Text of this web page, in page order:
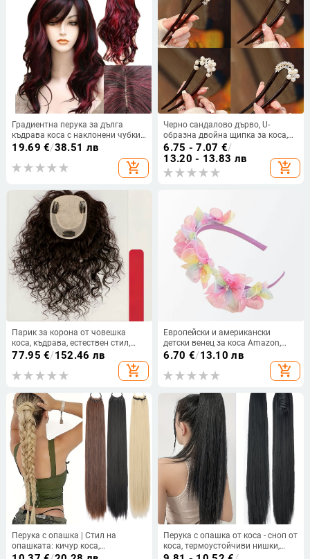
Градиентна перука за дълга
къдрава коса с наклонени чубки,
влакна устойчиви на високи
боядиса, екзотичен стил
19.69 €/38.51 лв
add_shopping_cart
Черно сандалово дърво, U-
образна двойна щипка за коса,
китайски стил, прическа кок
6.75 - 7.07 €/
13.20 - 13.83 лв
add_shopping_cart
Парик за корона от човешка
коса, къдрава, естествен стил,
покрива корени, подходящ за
77.95 €/152.46 лв
add_shopping_cart
Европейски и американски
детски венец за коса Amazon,
обръч за коса с фея, мрежест
колан с цвете, североизточен
обрат, аксесоари за коса Yangko,
6.70 €/13.10 лв
add_shopping_cart
Перука с опашка | Стил на
опашката: кичур коса,
Високотемпературно влакно,
Перука с опашка от коса - сноп от
коса, термоустойчиви нишки,
Hilon Silk марка, модел